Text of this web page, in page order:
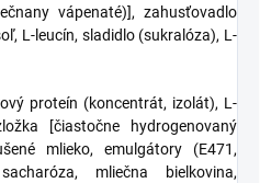
vápenaté)], zahusťovadlo
L-leucín, sladidlo (sukralóza), L-
proteín (koncentrát, izolát), L-
[čiastočne hydrogenovaný
mlieko, emulgátory (E471,
mliečna bielkovina,